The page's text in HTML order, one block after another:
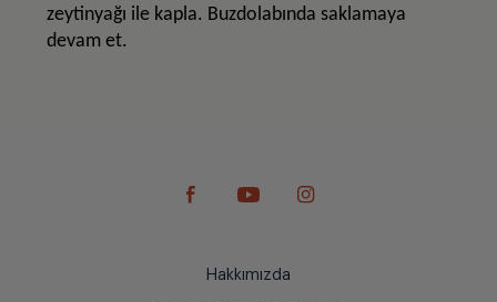
zeytinyağı ile kapla. Buzdolabında saklamaya
devam et.
Hakkımızda